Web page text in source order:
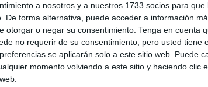
a nosotros y a nuestros 1733 socios para
De forma alternativa, puede acceder a información
otorgar o negar su consentimiento. Tenga en cuenta
no requerir de su consentimiento, pero usted tiene
se aplicarán solo a este sitio web. Puede
momento volviendo a este sitio y haciendo clic